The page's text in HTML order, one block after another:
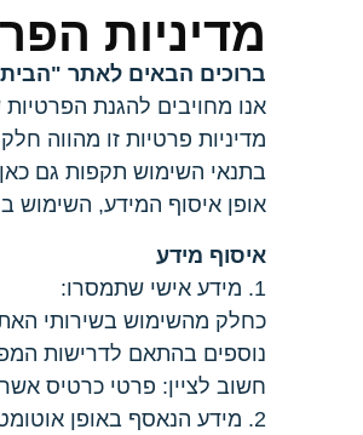
מדיניות
ברוכים הבאים לאתר
אנו מחויבים להגנת
מדיניות פרטיות זו מהווה
בתנאי השימוש תקפות גם
אופן איסוף המידע, השימוש
איסוף מידע
1. מידע אישי שתמסרו:
כחלק מהשימוש בשירותי
נוספים בהתאם לדרישות
חשוב לציין: פרטי כרטיס
2. מידע הנאסף באופן אוטומטי: